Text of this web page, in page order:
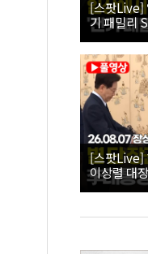
[스팟Live]
기 패밀리
[스팟Live]
이상렬 대
직접 수여